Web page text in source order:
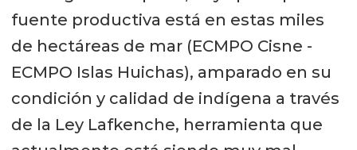
fuente productiva está en estas miles
de hectáreas de mar (ECMPO Cisne -
ECMPO Islas Huichas), amparado en su
condición y calidad de indígena a través
de la Ley Lafkenche, herramienta que